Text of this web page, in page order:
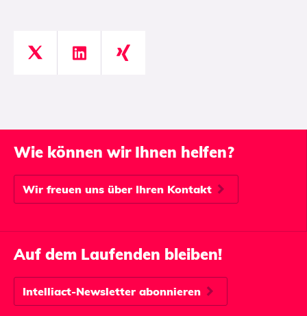
Wie können wir Ihnen helfen?
Wir freuen uns über Ihren Kontakt
Auf dem Laufenden bleiben!
Intelliact-Newsletter abonnieren